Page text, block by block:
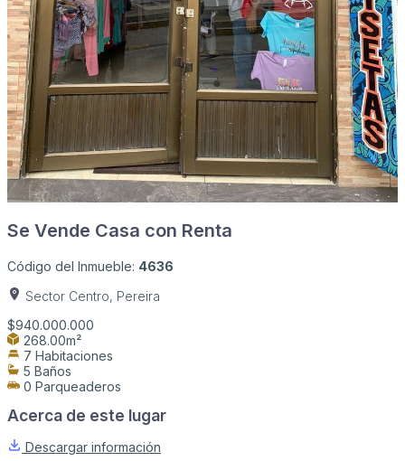
Se Vende Casa con Renta
Código del Inmueble: 4636
Sector Centro, Pereira
$940.000.000
268.00m²
7 Habitaciones
5 Baños
0 Parqueaderos
Acerca de este lugar
Descargar información